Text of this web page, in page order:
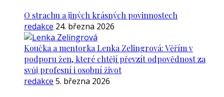
O strachu a jiných krásných povinnostech
redakce 24. března 2026
Koučka a mentorka Lenka Zelingrová: Věřím v
podporu žen, které chtějí převzít odpovědnost za
svůj profesní i osobní život
redakce 5. března 2026